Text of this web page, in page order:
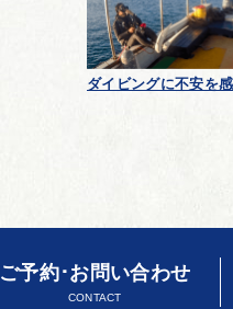
ダイビングに不安を
ご予約･お問い合わせ
CONTACT